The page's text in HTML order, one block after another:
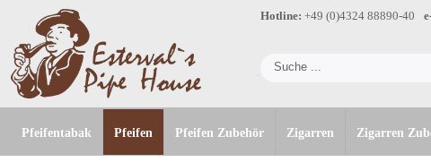
Hotline: +49 (0)4324 88890-40
Pfeifentabak Pfeifen Pfeifen Zubehör Zigarren Zigarren